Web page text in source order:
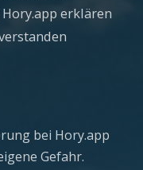
erklären
bei Hory.app
Gefahr.